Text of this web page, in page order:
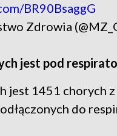
BR90BsaggG
Zdrowia
jest pod
jest 1451 chorych
do